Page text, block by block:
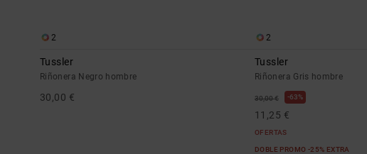
2
Tussler
Riñonera Negro hombre
30,00 €
2
Tussler
Riñonera Gris hombre
30,00 € 63%
11,25 €
OFERTAS
DOBLE PROMO -25% EXTRA